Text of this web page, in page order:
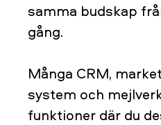
samma budskap
gång.
Många CRM,
system och
funktioner där du